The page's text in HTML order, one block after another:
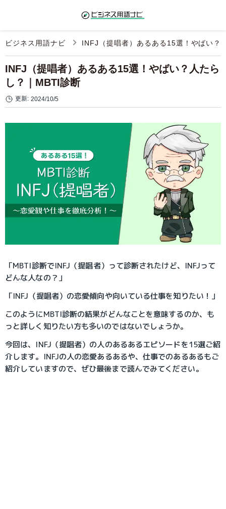
ビジネス用語ナビ INFJ（提唱者）あるある15選！やばい？
INFJ（提唱者）あるある15選！やばい？人たら
し？｜MBTI診断
更新: 2024/10/5
「MBTI診断でINFJ（提唱者）って診断されたけど、INFJって
どんな人なの？」
「INFJ（提唱者）の恋愛傾向や向いている仕事を知りたい！」
このようにMBTI診断の結果がどんなことを意味するのか、も
っと詳しく知りたい方も多いのではないでしょうか。
今回は、INFJ（提唱者）の人のあるあるエピソードを15選ご紹
介します。INFJの人の恋愛あるあるや、仕事でのあるあるもご
紹介していますので、ぜひ最後まで読んでみてください。